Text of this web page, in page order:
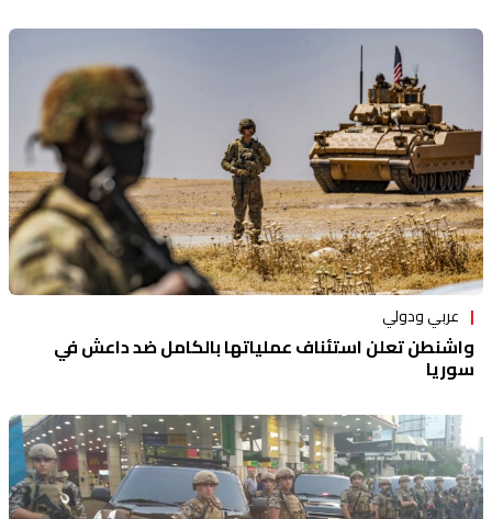
عربي ودولي
واشنطن تعلن استئناف عملياتها بالكامل ضد داعش في
سوريا